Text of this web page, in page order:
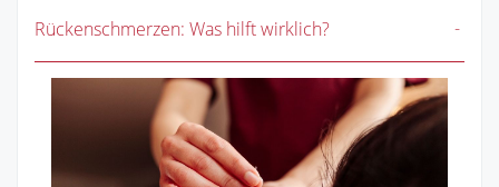
Rückenschmerzen: Was hilft wirklich?